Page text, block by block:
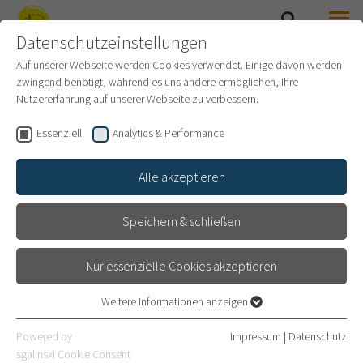
SAMMLUNG PRINZHORN
© Universitätsklinikum Heidelberg
PUBLIKATIONEN
Datenschutzeinstellungen
Auf unserer Webseite werden Cookies verwendet. Einige davon werden
zwingend benötigt, während es uns andere ermöglichen, Ihre
Nutzererfahrung auf unserer Webseite zu verbessern.
Essenziell Analytics & Performance
Alle akzeptieren
Speichern & schließen
Nur essenzielle Cookies akzeptieren
Essenzielle Cookies werden für grundlegende Funktionen der
Webseite benötigt. Dadurch ist gewährleistet, dass die Webseite
Weitere Informationen anzeigen
Powered by
sgalinski Cookie Consent
Impressum | Datenschutz